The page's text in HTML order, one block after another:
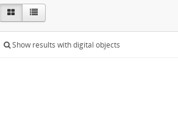
Show results with digital objects